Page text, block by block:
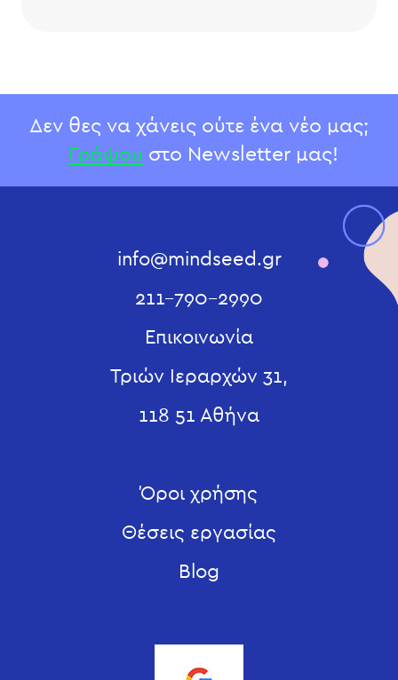
Δεν θες να χάνεις ούτε ένα νέο μας;
Γράψου στο Newsletter μας!
info@mindseed.gr
211-790-2990
Επικοινωνία
Τριών Ιεραρχών 31,
118 51 Αθήνα
Όροι χρήσης
Θέσεις εργασίας
Blog